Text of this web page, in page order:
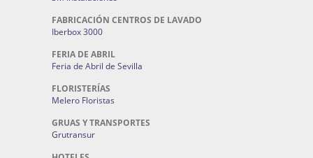
FABRICACIÓN CENTROS DE LAVADO
Iberbox 3000
FERIA DE ABRIL
Feria de Abril de Sevilla
FLORISTERÍAS
Melero Floristas
GRUAS Y TRANSPORTES
Grutransur